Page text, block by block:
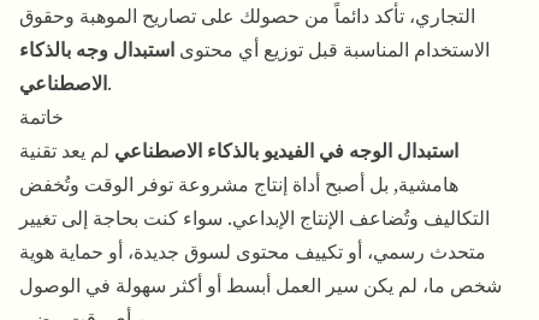
التجاري، تأكد دائماً من حصولك على تصاريح الموهبة وحقوق
الاستخدام المناسبة قبل توزيع أي محتوى استبدال وجه بالذكاء
الاصطناعي.
خاتمة
استبدال الوجه في الفيديو بالذكاء الاصطناعي لم يعد تقنية
هامشية, بل أصبح أداة إنتاج مشروعة توفر الوقت وتُخفض
التكاليف وتُضاعف الإنتاج الإبداعي. سواء كنت بحاجة إلى تغيير
متحدث رسمي، أو تكييف محتوى لسوق جديدة، أو حماية هوية
شخص ما، لم يكن سير العمل أبسط أو أكثر سهولة في الوصول